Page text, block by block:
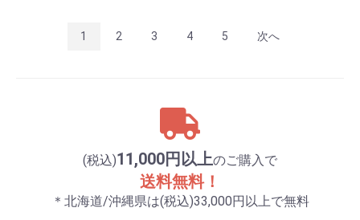
(税込)11,000円以上のご購入で
送料無料！
＊北海道/沖縄県は(税込)33,000円以上で無料
1 2 3 4 5 次へ